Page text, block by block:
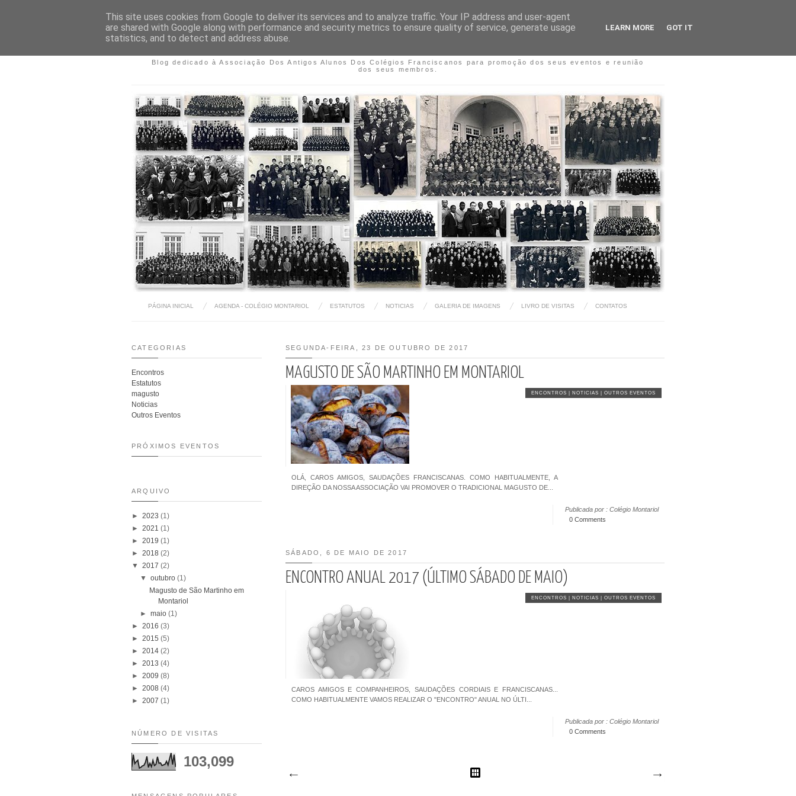
ASSOCIAÇÃO DOS ANTIGOS ALUNOS DOS COLÉGIOS
Blog dedicado à Associação Dos Antigos Alunos Dos Colégios Franciscanos para promoção dos seus eventos e reunião
dos seus membros.
PÁGINA INICIAL AGENDA - COLÉGIO MONTARIOL ESTATUTOS NOTICIAS GALERIA DE IMAGENS LIVRO DE VISITAS CONTATOS
SEGUNDA-FEIRA, 23 DE OUTUBRO DE 2017
MAGUSTO DE SÃO MARTINHO EM MONTARIOL
ENCONTROS NOTICIAS OUTROS EVENTOS
OLÁ, CAROS AMIGOS, SAUDAÇÕES FRANCISCANAS. COMO HABITUALMENTE, A
DIREÇÃO DA NOSSA ASSOCIAÇÃO VAI PROMOVER O TRADICIONAL MAGUSTO DE...
Publicada por : Colégio Montariol
0 Comments
SÁBADO, 6 DE MAIO DE 2017
ENCONTRO ANUAL 2017 (ÚLTIMO SÁBADO DE MAIO)
ENCONTROS NOTICIAS OUTROS EVENTOS
CAROS AMIGOS E COMPANHEIROS, SAUDAÇÕES CORDIAIS E FRANCISCANAS...
COMO HABITUALMENTE VAMOS REALIZAR O "ENCONTRO" ANUAL NO ÚLTI...
Publicada por : Colégio Montariol
0 Comments
CATEGORIAS
Encontros
Estatutos
magusto
Noticias
Outros Eventos
PRÓXIMOS EVENTOS
ARQUIVO
► 2023 (1)
► 2021 (1)
► 2019 (1)
► 2018 (2)
▼ 2017 (2)
▼outubro(1)
Magusto de São Martinho em
Montariol
►maio(1)
► 2016 (3)
► 2015 (5)
► 2014 (2)
► 2013 (4)
► 2009 (8)
► 2008 (4)
► 2007 (1)
NÚMERO DE VISITAS
103,099
This site uses cookies from Google to deliver its services and to analyze traffic. Your IP address and user-agent
are shared with Google along with performance and security metrics to ensure quality of service, generate usage
statistics, and to detect and address abuse.
LEARN MORE GOT IT